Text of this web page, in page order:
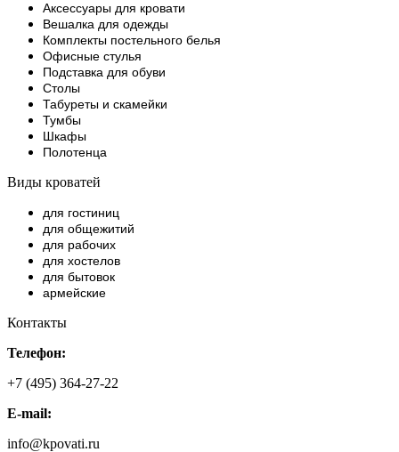
Аксессуары для кровати
Вешалка для одежды
Комплекты постельного белья
Офисные стулья
Подставка для обуви
Столы
Табуреты и скамейки
Тумбы
Шкафы
Полотенца
Виды кроватей
для гостиниц
для общежитий
для рабочих
для хостелов
для бытовок
армейские
Контакты
Телефон:
+7 (495) 364-27-22
E-mail:
info@kpovati.ru